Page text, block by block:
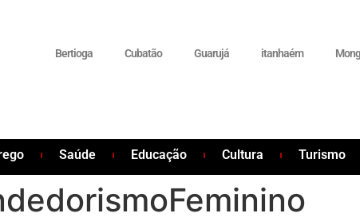
Bertioga Cubatão Guarujá itanhaém
Saúde Educação Cultura Turismo